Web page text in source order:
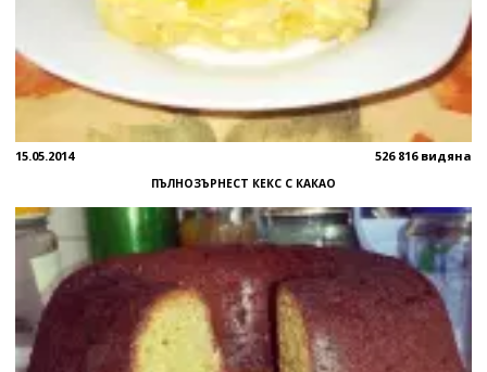
15.05.2014 526 816 видяна
ПЪЛНОЗЪРНЕСТ КЕКС С КАКАО